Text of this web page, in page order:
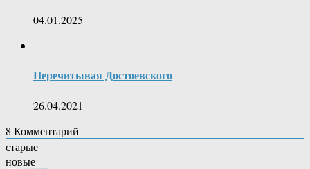
04.01.2025
Перечитывая Достоевского
26.04.2021
8 Комментарий
старые
новые